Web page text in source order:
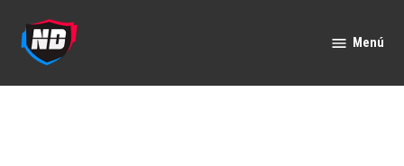
contenido
Menú